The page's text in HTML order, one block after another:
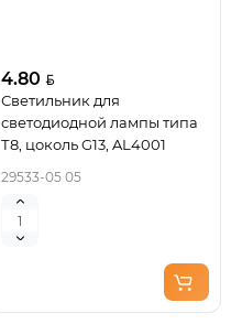
4.80
Светильник для
светодиодной лампы типа
Т8, цоколь G13, AL4001
29533-05 05